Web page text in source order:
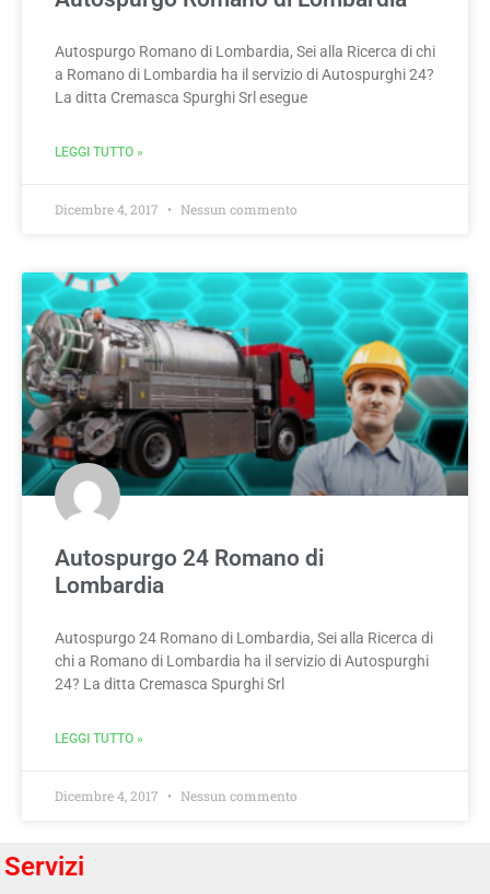
Autospurgo Romano di Lombardia, Sei alla Ricerca di chi
a Romano di Lombardia ha il servizio di Autospurghi 24?
La ditta Cremasca Spurghi Srl esegue
LEGGI TUTTO »
Dicembre 4, 2017 Nessun commento
Autospurgo 24 Romano di
Lombardia
Autospurgo 24 Romano di Lombardia, Sei alla Ricerca di
chi a Romano di Lombardia ha il servizio di Autospurghi
24? La ditta Cremasca Spurghi Srl
LEGGI TUTTO »
Dicembre 4, 2017 Nessun commento
Servizi